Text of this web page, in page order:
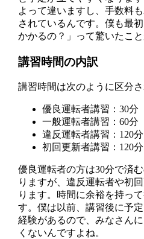
よって違いますし、手数料
されているんです。僕も最
かかるの？」って驚いたこ
講習時間の内訳
講習時間は次のように区分さ
優良運転者講習：30分
一般運転者講習：60分
違反運転者講習：120分
初回更新者講習：120分
優良運転者の方は30分で済
りますが、違反運転者や初
ります。時間に余裕を持っ
す。僕は以前、講習後に予
経験があるので、みなさん
くないんですよね。